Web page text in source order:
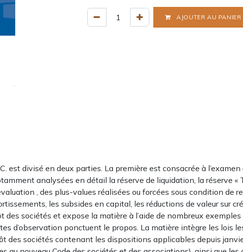
AJOUTER AU PANIER
est divisé en deux parties. La première est consacrée à
analysées en détail la réserve de liquidation, la réserve «
, des plus-values réalisées ou forcées sous condition de
les subsides en capital, les réductions de valeur sur
des sociétés et expose la matière à l’aide de nombreux
d’observation ponctuent le propos. La matière intègre les lois
des sociétés contenant les dispositions applicables depuis